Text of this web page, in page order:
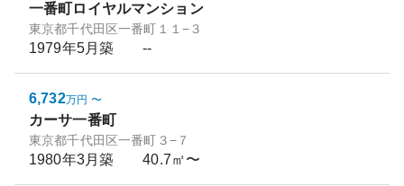
一番町ロイヤルマンション
東京都千代田区一番町１１−３
1979年5月築 --
6,732万円 〜
カーサ一番町
東京都千代田区一番町３−７
1980年3月築 40.7㎡〜